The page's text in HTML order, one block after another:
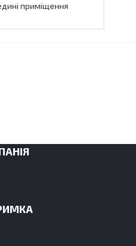
приміщення